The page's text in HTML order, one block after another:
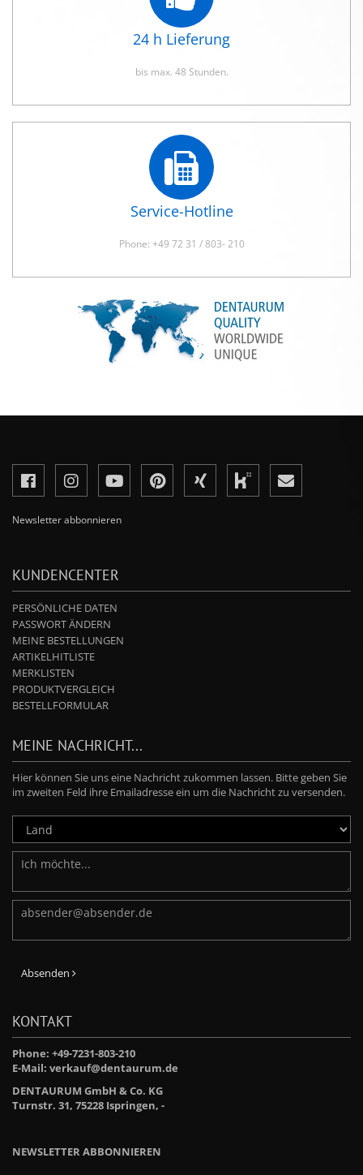
24 h Lieferung
bis max. 48 Stunden.
Service-Hotline
Phone: +49 72 31 / 803- 210
Newsletter abbonnieren
KUNDENCENTER
PERSÖNLICHE DATEN
PASSWORT ÄNDERN
MEINE BESTELLUNGEN
ARTIKELHITLISTE
MERKLISTEN
PRODUKTVERGLEICH
BESTELLFORMULAR
MEINE NACHRICHT...
Hier können Sie uns eine Nachricht zukommen lassen. Bitte geben Sie
im zweiten Feld ihre Emailadresse ein um die Nachricht zu versenden.
Absenden
KONTAKT
Phone: +49-7231-803-210
E-Mail: verkauf@dentaurum.de
DENTAURUM GmbH & Co. KG
Turnstr. 31, 75228 Ispringen, -
NEWSLETTER ABBONNIEREN